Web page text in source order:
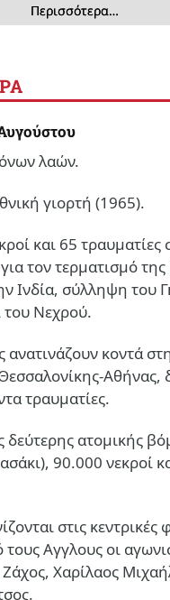
Περισσότερα…
λαών.
γιορτή (1965).
και 65
τον τερματισμό της
Ινδία, σύλληψη του
του Νεχρού.
ανατινάζουν κοντά
Αθήνας,
τραυματίες.
δεύτερης ατομικής
90.000 νεκροί
στις κεντρικές
Αγγλους οι
Χαρίλαος